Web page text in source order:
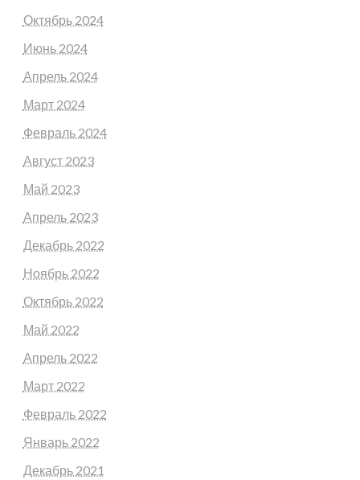
Октябрь 2024
Июнь 2024
Апрель 2024
Март 2024
Февраль 2024
Август 2023
Май 2023
Апрель 2023
Декабрь 2022
Ноябрь 2022
Октябрь 2022
Май 2022
Апрель 2022
Март 2022
Февраль 2022
Январь 2022
Декабрь 2021